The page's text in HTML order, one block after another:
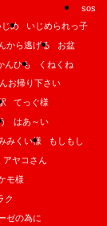
sos
じめ
いじめられっ子
から逃げる
お盆
んひも
くねくね
お帰り下さい
てっぐ様
はあ～い
みくい様
もしもし
アヤコさん
モ様
ク
ゼの為に